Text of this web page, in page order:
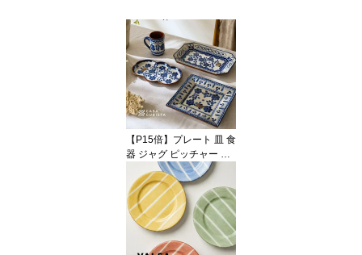
【P15倍】プレート 皿 食
器 ジャグ ピッチャー 花
瓶 フラワーベース 花柄
フラワーモチーフ 陶器
テラコッタ ブルー 青 ホ
ワイト 白 テーブルウェ
ア おしゃれ かわいい 輸
入食器 海外インテリア